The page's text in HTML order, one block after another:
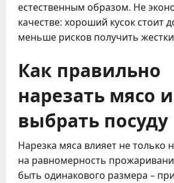
естественным образом. Не
качестве: хороший кусок стоит
меньше рисков получить
Как правильно
нарезать мясо и
выбрать посуду
Нарезка мяса влияет не только
на равномерность
быть одинакового размера –